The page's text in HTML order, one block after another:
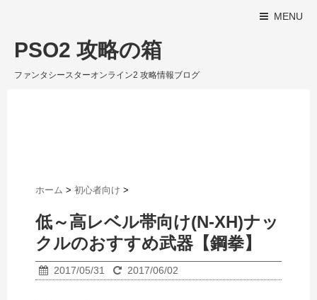
MENU
PSO2 攻略の箱
ファンタシースターオンライン2 攻略情報ブログ
ホーム > 初心者向け >
低～高レベル帯向け(N-XH)ナッ
クルのおすすめ武器【鋼拳】
2017/05/31 2017/06/02